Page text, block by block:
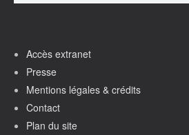
Accès extranet
Presse
Mentions légales & crédits
Contact
Plan du site